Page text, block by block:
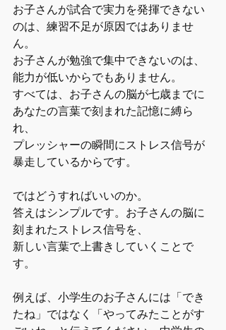
お子さんが試合で実力を発揮できない
のは、練習不足が原因ではありませ
ん。
お子さんが勉強で集中できないのは、
能力が低いからでもありません。
すべては、お子さんの脳が七歳までに
あなたの言葉で刻まれた記憶に縛ら
れ、
プレッシャーの瞬間にストレス信号が
暴走しているからです。
ではどうすればいいのか。
答えはシンプルです。お子さんの脳に
刻まれたストレス信号を、
新しい言葉で上書きしていくことで
す。
例えば、小学生のお子さんには「でき
たね」ではなく「やってみたことがす